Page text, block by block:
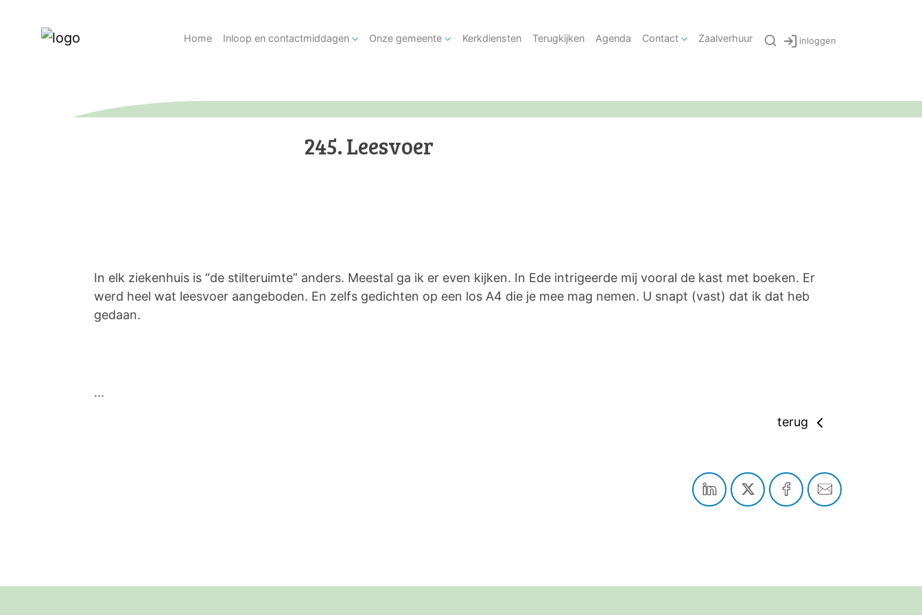
Home Inloop en contactmiddagen Onze gemeente Kerkdiensten Terugkijken Agenda Contact Zaalverhuur inloggen
245. Leesvoer
In elk ziekenhuis is “de stilteruimte” anders. Meestal ga ik er even kijken. In Ede intrigeerde mij vooral de kast met boeken. Er
werd heel wat leesvoer aangeboden. En zelfs gedichten op een los A4 die je mee mag nemen. U snapt (vast) dat ik dat heb
gedaan.
...
terug